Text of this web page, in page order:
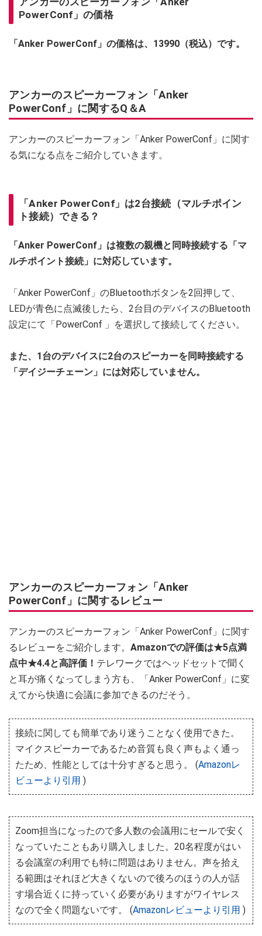
PowerConf」の価格
「Anker PowerConf」の価格は、13990（税込）です。
アンカーのスピーカーフォン「Anker
PowerConf」に関するQ＆A
アンカーのスピーカーフォン「Anker PowerConf」に関す
る気になる点をご紹介していきます。
「Anker PowerConf」は2台接続（マルチポイン
ト接続）できる？
「Anker PowerConf」は複数の親機と同時接続する「マ
ルチポイント接続」に対応しています。
「Anker PowerConf」のBluetoothボタンを2回押して、
LEDが青色に点滅後したら、2台目のデバイスのBluetooth
設定にて「PowerConf 」を選択して接続してください。
また、1台のデバイスに2台のスピーカーを同時接続する
「デイジーチェーン」には対応していません。
アンカーのスピーカーフォン「Anker
PowerConf」に関するレビュー
アンカーのスピーカーフォン「Anker PowerConf」に関す
るレビューをご紹介します。 Amazonでの評価は★5点満
点中★4.4と高評価！ テレワークではヘッドセットで聞く
と耳が痛くなってしまう方も、「Anker PowerConf」に変
えてから快適に会議に参加できるのだそう。
接続に関しても簡単であり迷うことなく使用できた。
マイクスピーカーであるため音質も良く声もよく通っ
たため、性能としては十分すぎると思う。 (Amazonレ
ビューより引用 )
Zoom担当になったので多人数の会議用にセールで安く
なっていたこともあり購入しました。20名程度がはい
る会議室の利用でも特に問題はありません。声を拾え
る範囲はそれほど大きくないので後ろのほうの人が話
す場合近くに持っていく必要がありますがワイヤレス
なので全く問題ないです。 (Amazonレビューより引用 )